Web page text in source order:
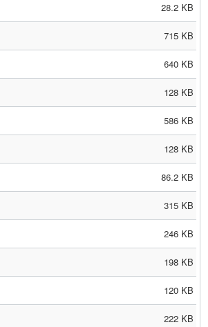
28.2 KB
715 KB
640 KB
128 KB
586 KB
128 KB
86.2 KB
315 KB
246 KB
198 KB
120 KB
222 KB